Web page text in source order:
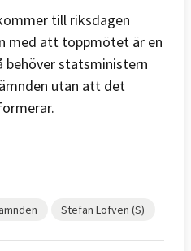
till riksdagen
med att toppmötet är en
behöver statsministern
utan att det
Stefan Löfven (S)